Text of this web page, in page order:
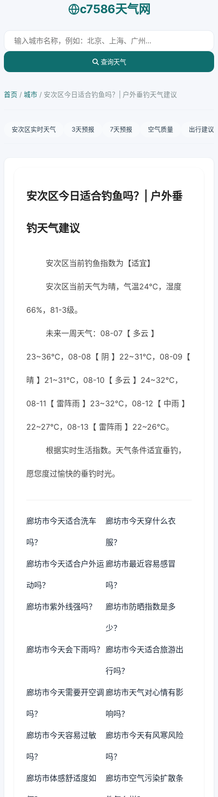
c7586天气网
查询天气
首页 / 城市 / 安次区今日适合钓鱼吗？| 户外垂钓天气建议
安次区实时天气 3天预报 7天预报 空气质量 出行建议
安次区今日适合钓鱼吗？| 户外垂
钓天气建议
安次区当前钓鱼指数为【适宜】
安次区当前天气为晴，气温24℃，湿度
66%，81-3级。
未来一周天气：08-07【 多云 】
23~36℃，08-08【 阴 】22~31℃，08-09【
晴 】21~31℃，08-10【 多云 】24~32℃，
08-11【 雷阵雨 】23~32℃，08-12【 中雨 】
22~27℃，08-13【 雷阵雨 】22~26℃。
根据实时生活指数。天气条件适宜垂钓，
愿您度过愉快的垂钓时光。
廊坊市今天适合洗车
吗？
廊坊市今天穿什么衣
服？
廊坊市今天适合户外运
动吗？
廊坊市最近容易感冒
吗？
廊坊市紫外线强吗？ 廊坊市防晒指数是多
少？
廊坊市今天会下雨吗？ 廊坊市今天适合旅游出
行吗？
廊坊市今天需要开空调
吗？
廊坊市天气对心情有影
响吗？
廊坊市今天容易过敏
吗？
廊坊市今天有风寒风险
吗？
廊坊市体感舒适度如 廊坊市空气污染扩散条